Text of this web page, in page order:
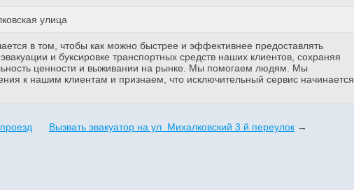
улица
в том, чтобы как можно быстрее и эффективнее предоставлять
и буксировке транспортных средств наших клиентов, сохраняя
ценности и выживании на рынке. Мы помогаем людям. Мы
к нашим клиентам и признаем, что исключительный сервис начинается
Вызвать эвакуатор на ул Михалковский 3 й переулок →